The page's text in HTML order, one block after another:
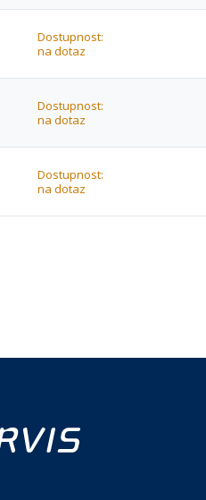
Dostupnost:
na dotaz
Dostupnost:
na dotaz
Dostupnost:
na dotaz